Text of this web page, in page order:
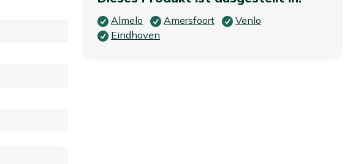
Almelo Amersfoort
Venlo
Eindhoven